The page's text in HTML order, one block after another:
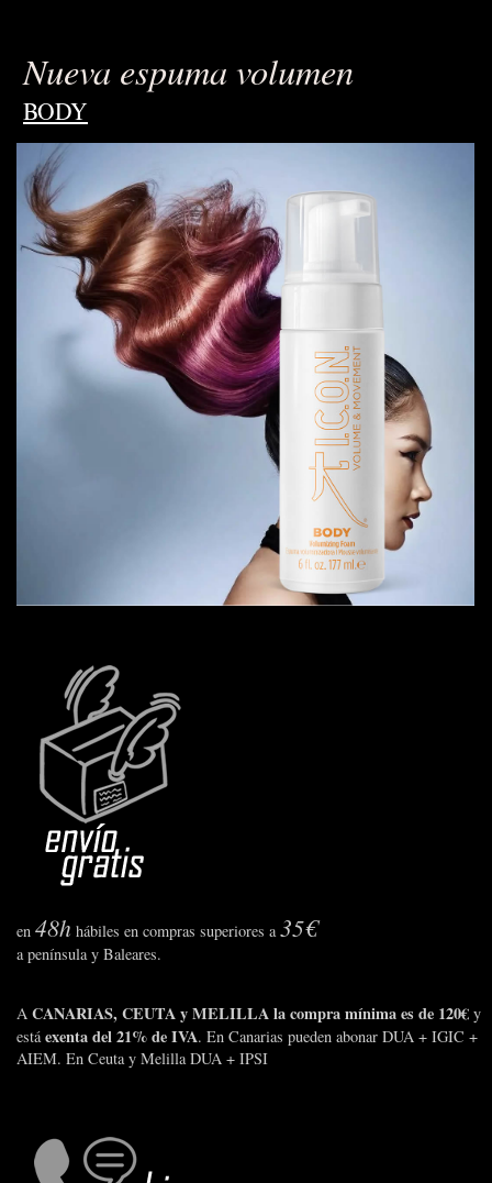
Nueva espuma volumen
BODY
en 48h hábiles en compras superiores a35€
a península y Baleares.
A CANARIAS, CEUTA y MELILLA la compra mínima es de 120€ y
está exenta del 21% de IVA. En Canarias pueden abonar DUA + IGIC +
AIEM. En Ceuta y Melilla DUA + IPSI